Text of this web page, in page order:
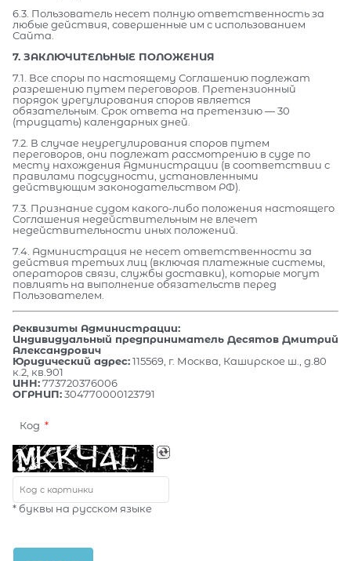
6.3. Пользователь несет полную ответственность за
любые действия, совершенные им с использованием
Сайта.
7. ЗАКЛЮЧИТЕЛЬНЫЕ ПОЛОЖЕНИЯ
7.1. Все споры по настоящему Соглашению подлежат
разрешению путем переговоров. Претензионный
порядок урегулирования споров является
обязательным. Срок ответа на претензию — 30
(тридцать) календарных дней.
7.2. В случае неурегулирования споров путем
переговоров, они подлежат рассмотрению в суде по
месту нахождения Администрации (в соответствии с
правилами подсудности, установленными
действующим законодательством РФ).
7.3. Признание судом какого-либо положения настоящего
Соглашения недействительным не влечет
недействительности иных положений.
7.4. Администрация не несет ответственности за
действия третьих лиц (включая платежные системы,
операторов связи, службы доставки), которые могут
повлиять на выполнение обязательств перед
Пользователем.
Реквизиты Администрации:
Индивидуальный предприниматель Десятов Дмитрий
Александрович
Юридический адрес:115569, г. Москва, Каширское ш., д.80
к.2, кв.901
ИНН:773720376006
ОГРНИП:304770000123791
Код
* буквы на русском языке